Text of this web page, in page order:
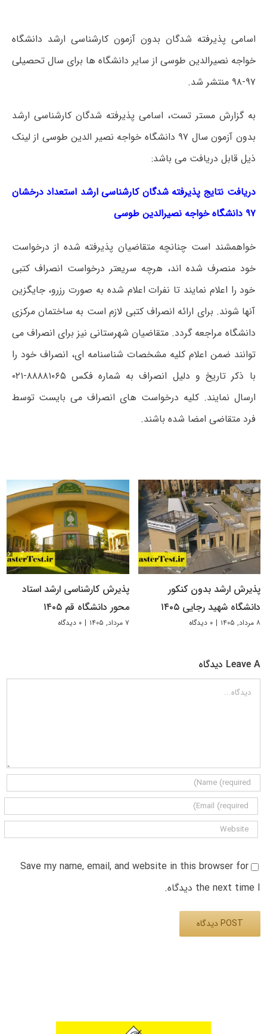
اسامی پذیرفته شدگان بدون آزمون کارشناسی ارشد دانشگاه
خواجه نصیرالدین طوسی از سایر دانشگاه ها برای سال تحصیلی
۹۷-۹۸ منتشر شد.
به گزارش مستر تست، اسامی پذیرفته شدگان کارشناسی ارشد
بدون آزمون سال ۹۷ دانشگاه خواجه نصیر الدین طوسی از لینک
ذیل قابل دریافت می باشد:
دریافت نتایج پذیرفته شدگان کارشناسی ارشد استعداد درخشان
۹۷ دانشگاه خواجه نصیرالدین طوسی
خواهمشند است چنانچه متقاضیان پذیرفته شده از درخواست
خود منصرف شده اند، هرچه سریعتر درخواست انصراف کتبی
خود را اعلام نمایند تا نفرات اعلام شده به صورت رزرو، جایگزین
آنها شوند. برای ارائه انصراف کتبی لازم است به ساختمان مرکزی
دانشگاه مراجعه گردد. متقاضیان شهرستانی نیز برای انصراف می
توانند ضمن اعلام کلیه مشخصات شناسنامه ای، انصراف خود را
با ذکر تاریخ و دلیل انصراف به شماره فکس ۸۸۸۸۱۰۶۵-۰۲۱
ارسال نمایند. کلیه درخواست های انصراف می بایست توسط
فرد متقاضی امضا شده باشند.
پذیرش ارشد بدون کنکور
دانشگاه شهید رجایی ۱۴۰۵
۸ مرداد, ۱۴۰۵ | ۰ دیدگاه
پذیرش کارشناسی ارشد استاد
محور دانشگاه قم ۱۴۰۵
۷ مرداد, ۱۴۰۵ | ۰ دیدگاه
Leave A دیدگاه
دیدگاه
Save my name, email, and website in this browser for
the next time I دیدگاه.